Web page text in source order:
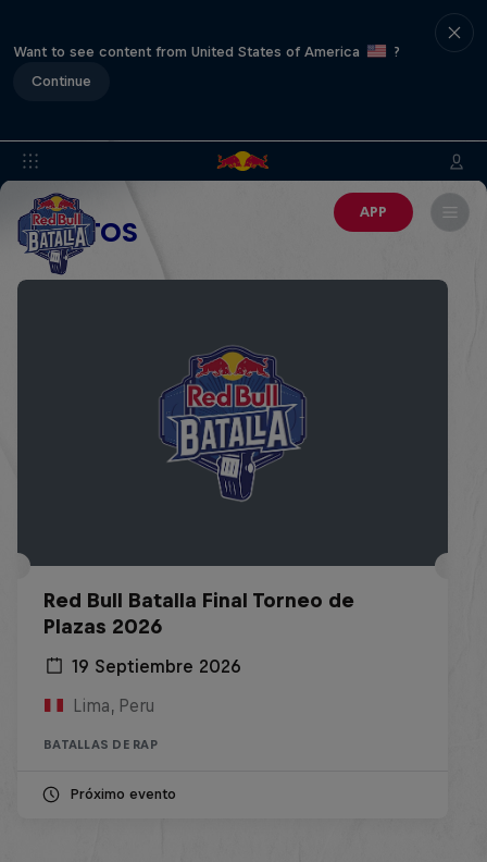
Want to see content from United States of America
?
Continue
APP
EVENTOS
Red Bull Batalla Final Torneo de
Plazas 2026
19 Septiembre 2026
Lima, Peru
BATALLAS DE RAP
Próximo evento